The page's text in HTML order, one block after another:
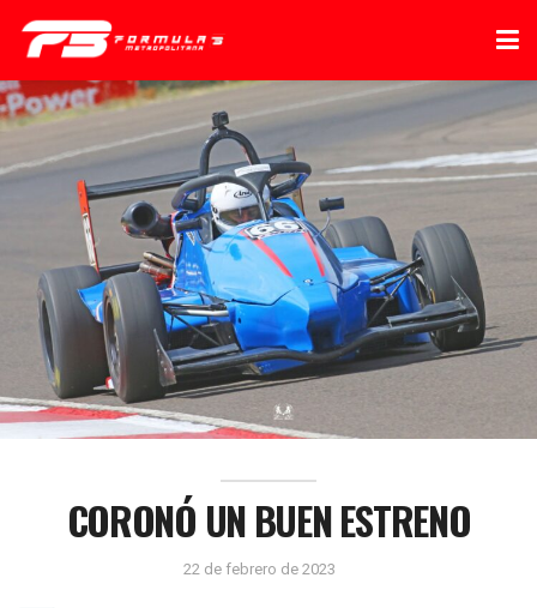
CORONÓ UN BUEN ESTRENO
22 de febrero de 2023